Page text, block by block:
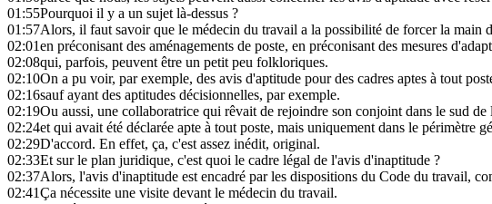
01:55Pourquoi il y a un sujet là-dessus ?
01:57Alors, il faut savoir que le médecin du travail a la possibilité de forcer la main
02:01en préconisant des aménagements de poste, en préconisant des mesures
02:08qui, parfois, peuvent être un petit peu folkloriques.
02:10On a pu voir, par exemple, des avis d'aptitude pour des cadres aptes à tout
02:16sauf ayant des aptitudes décisionnelles, par exemple.
02:19Ou aussi, une collaboratrice qui rêvait de rejoindre son conjoint dans le sud de
02:24et qui avait été déclarée apte à tout poste, mais uniquement dans le périmètre
02:29D'accord. En effet, ça, c'est assez inédit, original.
02:33Et sur le plan juridique, c'est quoi le cadre légal de l'avis d'inaptitude ?
02:37Alors, l'avis d'inaptitude est encadré par les dispositions du Code du travail,
02:41Ça nécessite une visite devant le médecin du travail.